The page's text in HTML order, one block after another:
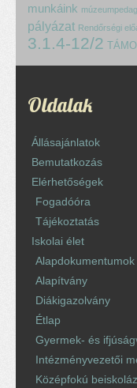
munkáink
pályázat Rendőrségi
3.1.4-12/2
Oldalak
Állásajánlatok
Bemutatkozás
Elérhetőségek
Fogadóóra
Tájékoztatás
Iskolai élet
Alapdokumentumok
Alapítvány
Diákigazolvány
Étlap
Gyermek- és
Intézményvezetői
Középfokú